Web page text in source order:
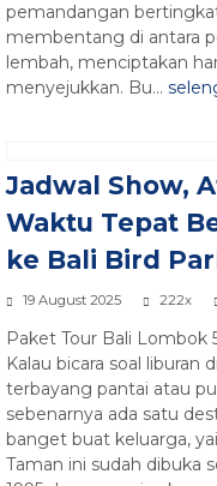
pemandangan
membentang di antara
lembah, menciptakan
menyejukkan. Bu...
Jadwal Show,
Waktu Tepat
ke Bali Bird
19 August 2025 222x
Paket Tour Bali Lombok
Kalau bicara soal liburan
terbayang pantai atau
sebenarnya ada satu
banget buat keluarga,
Taman ini sudah dibuka